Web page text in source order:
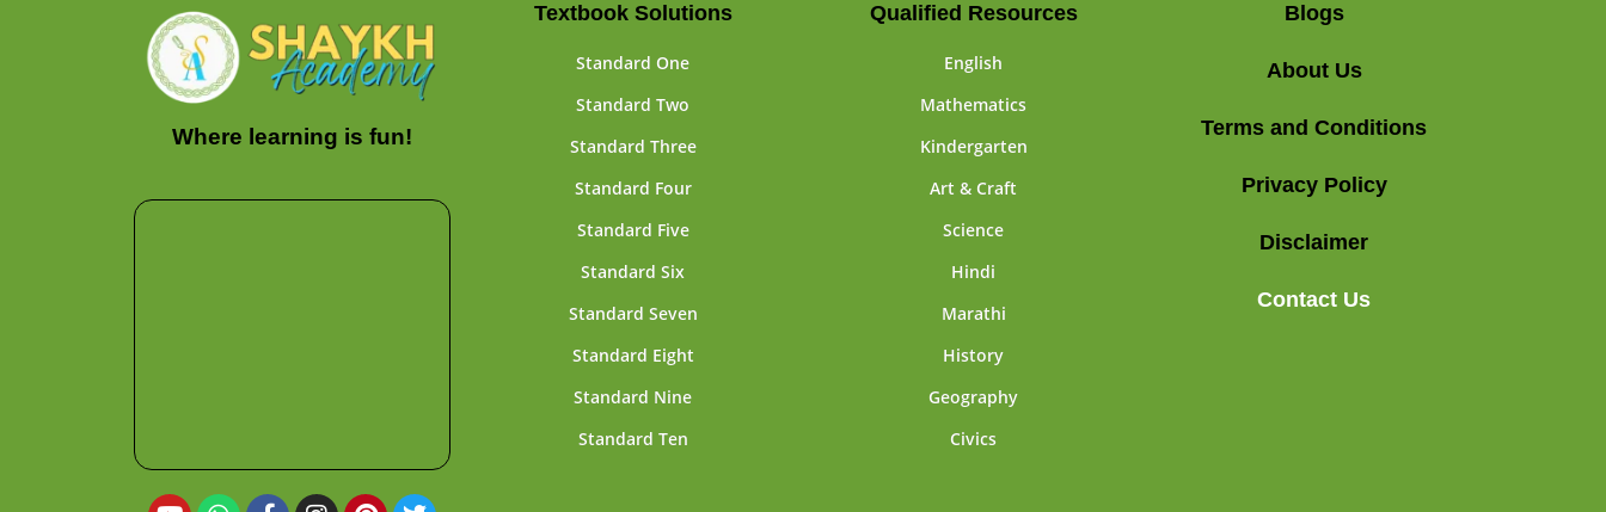
Where learning is fun!
Textbook Solutions
Standard One
Standard Two
Standard Three
Standard Four
Standard Five
Standard Six
Standard Seven
Standard Eight
Standard Nine
Standard Ten
Qualified Resources
English
Mathematics
Kindergarten
Art & Craft
Science
Hindi
Marathi
History
Geography
Civics
Blogs
About Us
Terms and Conditions
Privacy Policy
Disclaimer
Contact Us